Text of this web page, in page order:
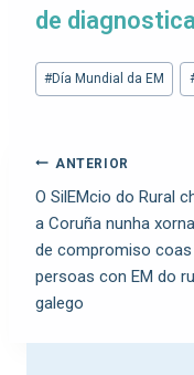
de
#Día Mundial da EM
ANTERIOR
O SilEMcio do Rural
a Coruña nunha
de compromiso coas
persoas con EM do
galego